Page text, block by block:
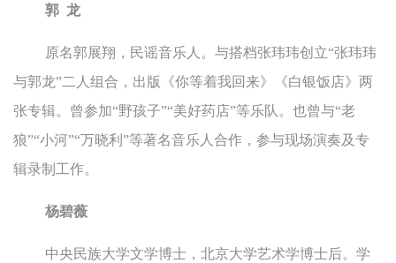
郭 龙
原名郭展翔，民谣音乐人。与搭档张玮玮创立“张玮玮
与郭龙”二人组合，出版《你等着我回来》《白银饭店》两
张专辑。曾参加“野孩子”“美好药店”等乐队。也曾与“老
狼”“小河”“万晓利”等著名音乐人合作，参与现场演奏及专
辑录制工作。
杨碧薇
中央民族大学文学博士，北京大学艺术学博士后。学